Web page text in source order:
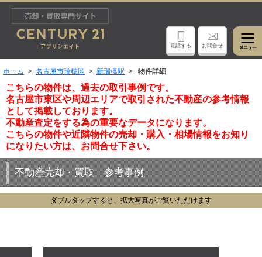
電話する お問合せ
ホーム 名古屋市瑞穂区 新瑞橋駅 物件詳細
こちらの物件は、過去の取引事例です。
名古屋市東区や周辺エリアで取引された不動産の参考情報
として掲載しております。
不動産査定をする為の重要なデータになります。
こちらの物件や近隣物件の売却・購入・相場情報をお知り
になりたい方は、お問合せ下さい。
不動産売却・買取 参考事例
ダブルタップすると、拡大写真がご覧いただけます